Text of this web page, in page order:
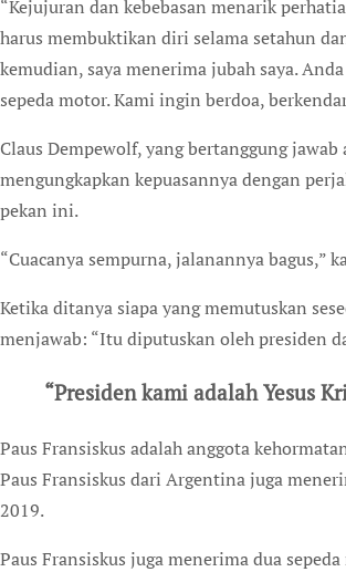
“Kejujuran dan kebebasan menarik
harus membuktikan diri selama setahun
kemudian, saya menerima jubah saya.
sepeda motor. Kami ingin berdoa,
Claus Dempewolf, yang bertanggung
mengungkapkan kepuasannya dengan
pekan ini.
“Cuacanya sempurna, jalanannya bagus,”
Ketika ditanya siapa yang memutuskan
menjawab: “Itu diputuskan oleh presiden
“Presiden kami adalah Yesus
Paus Fransiskus adalah anggota
Paus Fransiskus dari Argentina juga
2019.
Paus Fransiskus juga menerima dua